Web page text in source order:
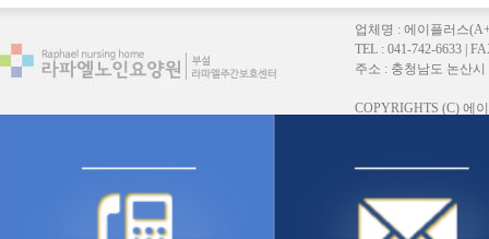
업체명 : 에이플러스
TEL : 041-742-6633 |
주소 : 충청남도 논산시
COPYRIGHTS (C) 에